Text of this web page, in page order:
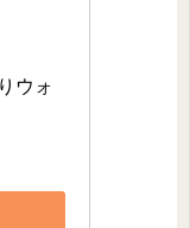
ウォ